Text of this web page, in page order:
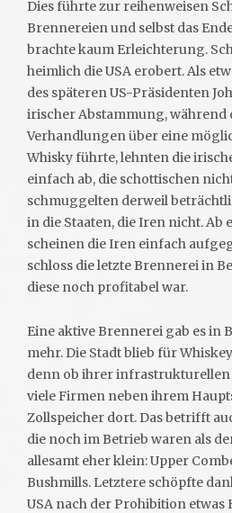
Dies führte zur reihenweisen
Brennereien und selbst das
brachte kaum Erleichterung.
heimlich die USA erobert. Als
des späteren US-Präsidenten
irischer Abstammung,
Verhandlungen über eine
Whisky führte, lehnten die
einfach ab, die schottischen
schmuggelten derweil
in die Staaten, die Iren nicht. Ab
scheinen die Iren einfach
schloss die letzte Brennerei in
diese noch profitabel war.
Eine aktive Brennerei gab es in
mehr. Die Stadt blieb für
denn ob ihrer
viele Firmen neben ihrem
Zollspeicher dort. Das betrifft
die noch im Betrieb waren als
allesamt eher klein: Upper
Bushmills. Letztere schöpfte
USA nach der Prohibition